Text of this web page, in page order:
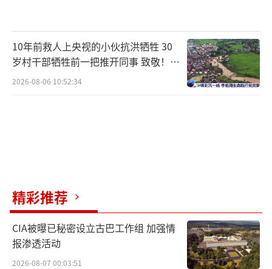
10年前救人上央视的小伙抗洪牺牲 30
岁村干部牺牲前一把推开同事 致敬！送
别！
2026-08-06 10:52:34
精彩推荐
CIA被曝已秘密设立古巴工作组 加强情
报渗透活动
2026-08-07 00:03:51